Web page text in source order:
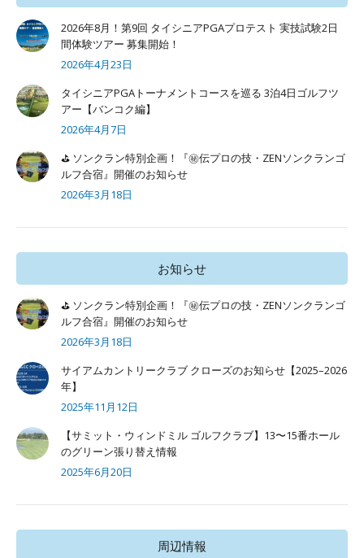
2026年8月！第9回 タイシニアPGAプロテスト 実技試験2日
間体験ツアー 募集開始！
2026年4月23日
タイシニアPGAトーナメントコースを巡る 3泊4日ゴルフツ
アー【バンコク編】
2026年4月7日
⛳ ソンクラン特別企画！『㊙️伝プロの技・ZENソンクランゴ
ルフ合宿』開催のお知らせ
2026年3月18日
お知らせ
⛳ ソンクラン特別企画！『㊙️伝プロの技・ZENソンクランゴ
ルフ合宿』開催のお知らせ
2026年3月18日
サイアムカントリークラブ クローズのお知らせ【2025–2026
年】
2025年11月12日
【サミット・ウィンドミル ゴルフクラブ】13〜15番ホール
のグリーン張り替え情報
2025年6月20日
周辺情報